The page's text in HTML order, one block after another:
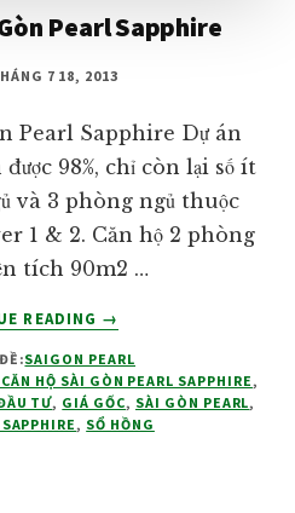
Pearl Sapphire
7 18, 2013
Pearl Sapphire Dự án
98%, chỉ còn lại số ít
và 3 phòng ngủ thuộc
1 & 2. Căn hộ 2 phòng
tích 90m2 …
READING
VỀBÁN
HỘ
SÀI
GÒN
→
SAIGON PEARL
HỘ SÀI GÒN PEARL SAPPHIRE ,
TƯ, GIÁ GỐC, SÀI GÒN PEARL,
, SỔ HỒNG